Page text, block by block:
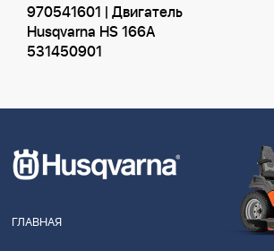
970541601 | Двигатель
Husqvarna HS 166A
531450901
ГЛАВНАЯ